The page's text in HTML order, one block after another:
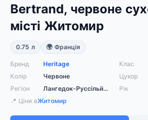
Bertrand, червоне
місті Житомир
0.75 л 🌍 Франція
Бренд Heritage Клас
Колір
Червоне Цукор
Регіон
Лангедок-Руссільйон (Languedoc-Roussillon) Рік
📍 Ціни вЖитомир